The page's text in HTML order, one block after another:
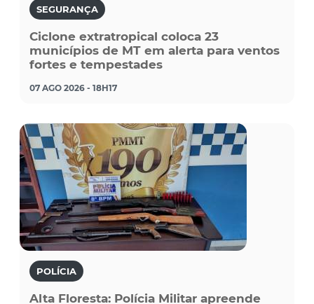
SEGURANÇA
Ciclone extratropical coloca 23
municípios de MT em alerta para ventos
fortes e tempestades
07 AGO 2026 - 18H17
POLÍCIA
Alta Floresta: Polícia Militar apreende